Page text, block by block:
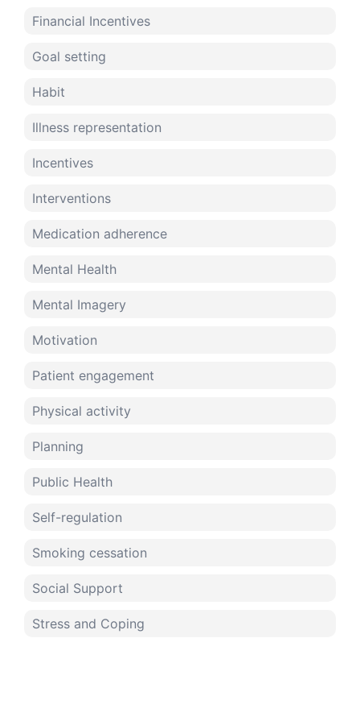
Financial Incentives
Goal setting
Habit
Illness representation
Incentives
Interventions
Medication adherence
Mental Health
Mental Imagery
Motivation
Patient engagement
Physical activity
Planning
Public Health
Self-regulation
Smoking cessation
Social Support
Stress and Coping